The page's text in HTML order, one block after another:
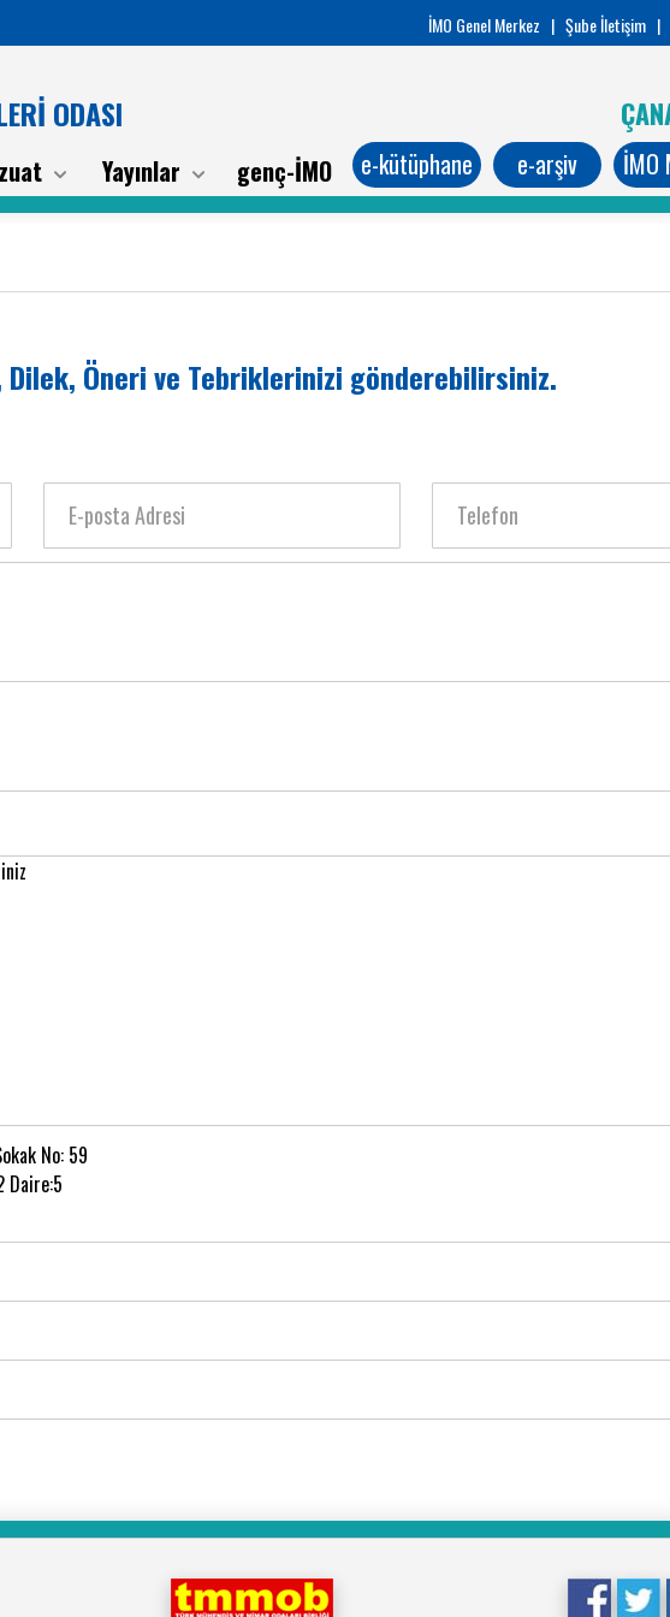
İMO Genel Merkez | Şube İletişim |
ODASI
Yayınlar genç-İMO e-kütüphane e-arşiv İMO
Dilek, Öneri ve Tebriklerinizi gönderebilirsiniz.
No: 59
Daire:5